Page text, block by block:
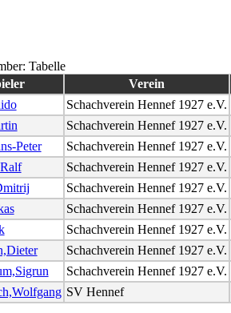
Tabelle
Verein
Schachverein Hennef 1927 e.V.
Schachverein Hennef 1927 e.V.
Peter Schachverein Hennef 1927 e.V.
Schachverein Hennef 1927 e.V.
Schachverein Hennef 1927 e.V.
Schachverein Hennef 1927 e.V.
Schachverein Hennef 1927 e.V.
Schachverein Hennef 1927 e.V.
Schachverein Hennef 1927 e.V.
SV Hennef